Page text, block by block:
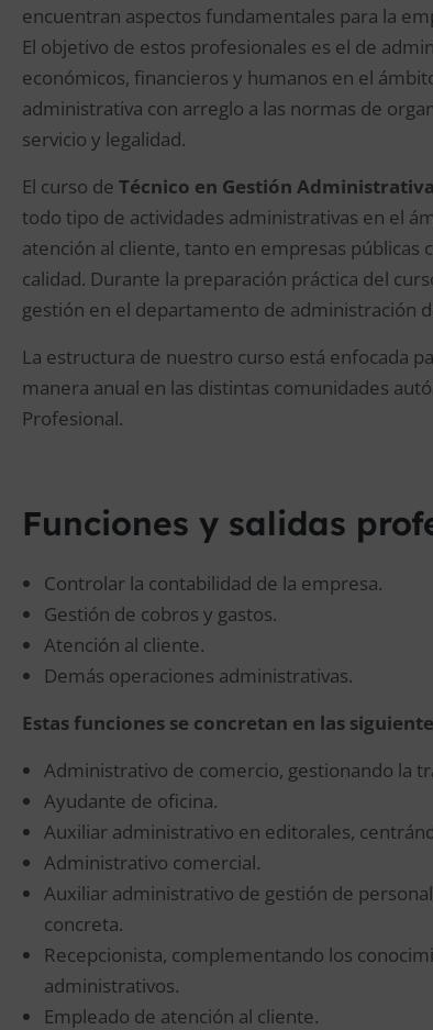
encuentran aspectos fundamentales para la
El objetivo de estos profesionales es el de
económicos, financieros y humanos en el
administrativa con arreglo a las normas de
servicio y legalidad.
El curso de Técnico en Gestión Administrativa
todo tipo de actividades administrativas en el
atención al cliente, tanto en empresas públicas
calidad. Durante la preparación práctica del
gestión en el departamento de administración
La estructura de nuestro curso está enfocada
manera anual en las distintas comunidades
Profesional.
Funciones y salidas
Controlar la contabilidad de la empresa.
Gestión de cobros y gastos.
Atención al cliente.
Demás operaciones administrativas.
Estas funciones se concretan en las
Administrativo de comercio, gestionando la
Ayudante de oficina.
Auxiliar administrativo en editorales,
Administrativo comercial.
Auxiliar administrativo de gestión de
concreta.
Recepcionista, complementando los
administrativos.
Empleado de atención al cliente.